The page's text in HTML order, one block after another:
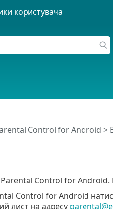
Control for Android >
Control for Android.
Control for Android
лист на адресу